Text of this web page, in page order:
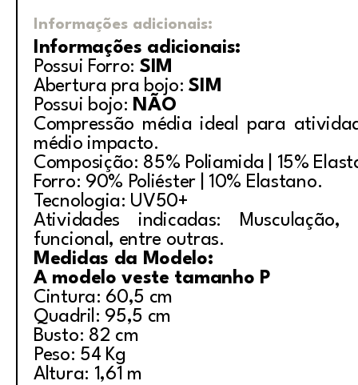
Informações adicionais:
Informações adicionais:
Possui Forro: SIM
Abertura pra bojo:SIM
Possui bojo: NÃO
Compressão média ideal para
médio impacto.
Composição: 85% Poliamida | 15%
Forro: 90% Poliéster | 10% Elastano.
Tecnologia: UV50+
Atividades indicadas:
funcional, entre outras.
Medidas da Modelo:
A modelo veste tamanho P
Cintura: 60,5 cm
Quadril: 95,5 cm
Busto: 82 cm
Peso: 54 Kg
Altura: 1,61 m